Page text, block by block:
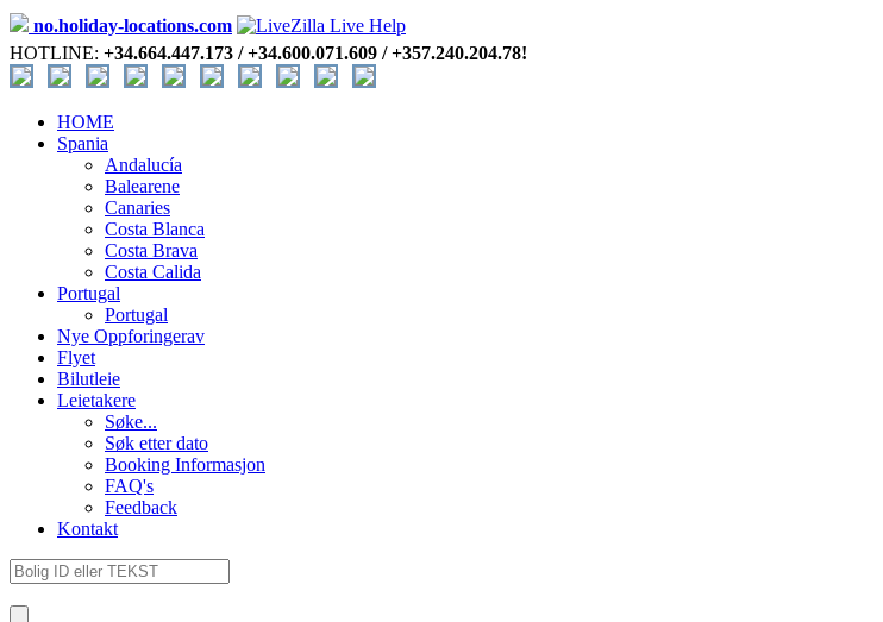
no.holiday-locations.com
HOTLINE: +34.664.447.173 / +34.600.071.609 / +357.240.204.78!
HOME
Spania
Andalucía
Balearene
Canaries
Costa Blanca
Costa Brava
Costa Calida
Portugal
Portugal
Nye Oppforingerav
Flyet
Bilutleie
Leietakere
Søke...
Søk etter dato
Booking Informasjon
FAQ's
Feedback
Kontakt